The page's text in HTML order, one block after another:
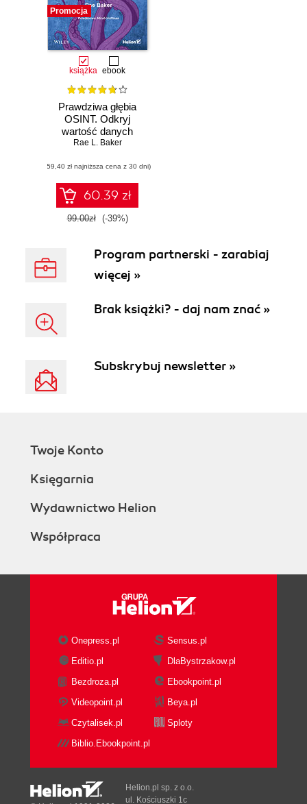
Promocja
książka ebook
Prawdziwa głębia
OSINT. Odkryj
wartość danych
Open Source
Rae L. Baker
(59,40 zł najniższa cena z 30 dni)
60.39 zł
99.00zł (-39%)
Program partnerski - zarabiaj
więcej »
Brak książki? - daj nam znać »
Subskrybuj newsletter »
Twoje Konto
Księgarnia
Wydawnictwo Helion
Współpraca
Onepress.pl
Sensus.pl
Editio.pl
DlaBystrzakow.pl
Bezdroza.pl
Ebookpoint.pl
Videopoint.pl
Beya.pl
Czytalisek.pl
Sploty
Biblio.Ebookpoint.pl
Helion.pl sp. z o.o.
ul. Kościuszki 1c